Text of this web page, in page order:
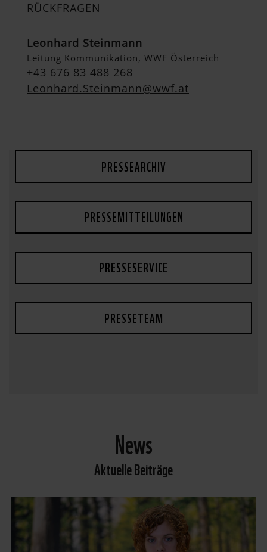
RÜCKFRAGEN
Leonhard Steinmann
Leitung Kommunikation, WWF Österreich
+43 676 83 488 268
Leonhard.Steinmann@wwf.at
PRESSEARCHIV
PRESSEMITTEILUNGEN
PRESSESERVICE
PRESSETEAM
News
Aktuelle Beiträge